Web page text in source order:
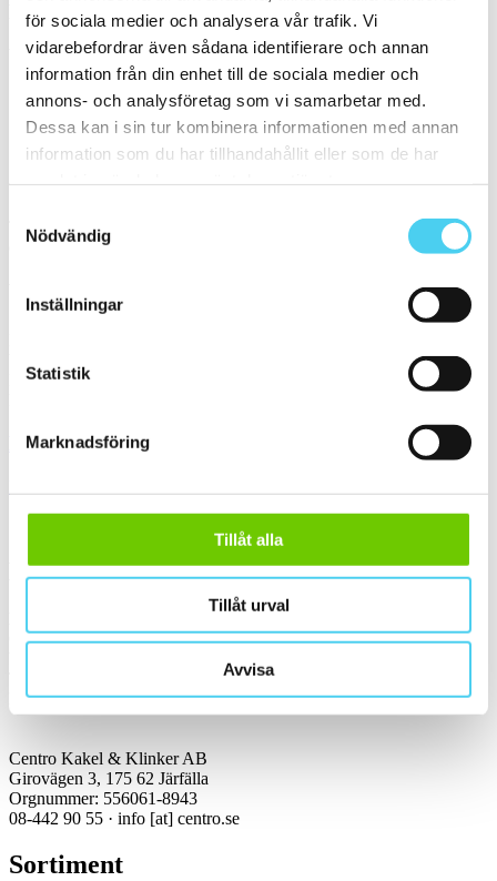
för sociala medier och analysera vår trafik. Vi
vidarebefordrar även sådana identifierare och annan
information från din enhet till de sociala medier och
annons- och analysföretag som vi samarbetar med.
Dessa kan i sin tur kombinera informationen med annan
information som du har tillhandahållit eller som de har
Nödvändig
Inställningar
Statistik
Marknadsföring
Tillåt alla
Tillåt urval
Avvisa
Filtrera på en Serie
Välj en eller flera serier:
Marmoker
Slow
Sortera
Tyvärr gav sökningen inget resultat. Välj gärna en kategori nedan
eller gör om din sökning.
Webbshop
Med över 30 år i branschen är vi experter på allt inom kakel och
Kakel & klinker
Kontakt
Öppettider:
Mejl:info[at]centro.se
Centro Kakel & Klinker AB
Girovägen 3, 175 62 Järfälla
Orgnummer: 556061-8943
08-442 90 55 · info [at] centro.se
Sortiment